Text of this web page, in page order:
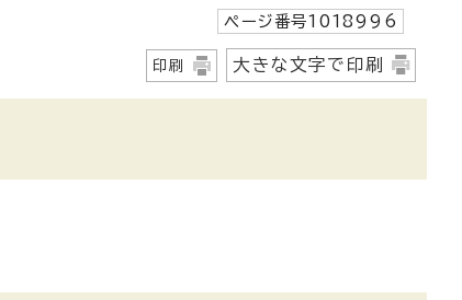
ページ番号1018996
印刷 大きな文字で印刷